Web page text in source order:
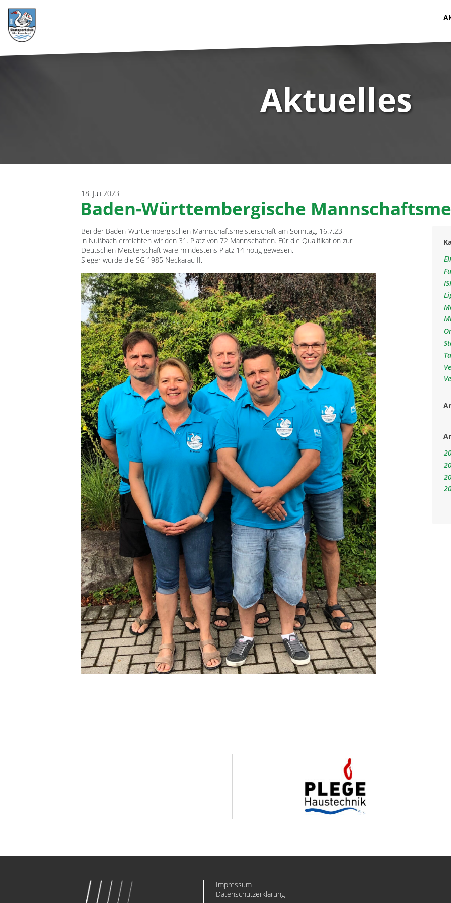
Aktuelles
18. Juli 2023
Baden-Württembergische
Bei der Baden-Württembergischen Mannschaftsmeisterschaft am Sonntag, 16.7.23
in Nußbach erreichten wir den 31. Platz von 72 Mannschaften. Für die Qualifikation zur
Deutschen Meisterschaft wäre mindestens Platz 14 nötig gewesen.
Sieger wurde die SG 1985 Neckarau II.
Impressum
Datenschutzerklärung